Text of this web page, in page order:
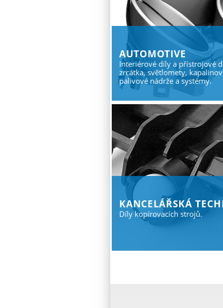
Automotive
Interiérové díly a přístrojové
zrcátka, světlomety,
palivové nádrže a systémy.
Kancelářská
Díly kopírovacích strojů.